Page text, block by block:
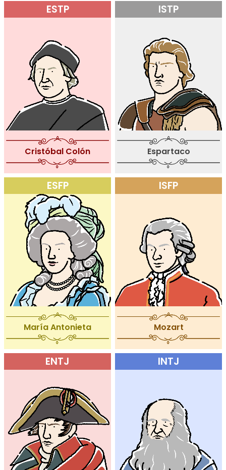
ESTP
Cristóbal Colón
ISTP
Espartaco
ESFP
María Antonieta
ISFP
Mozart
ENTJ INTJ